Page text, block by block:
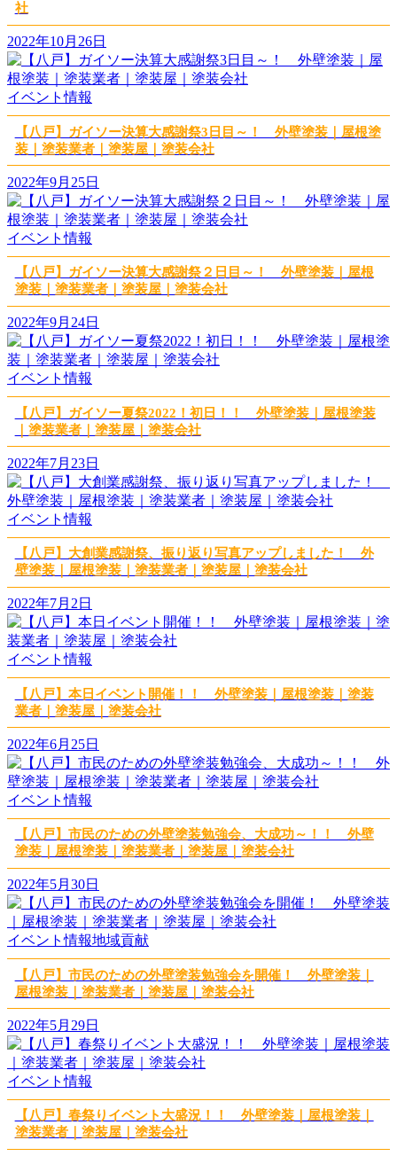
社
2022年10月26日
イベント情報
【八戸】ガイソー決算大感謝祭3日目～！ 外壁塗装｜屋根塗
装｜塗装業者｜塗装屋｜塗装会社
2022年9月25日
イベント情報
【八戸】ガイソー決算大感謝祭２日目～！ 外壁塗装｜屋根
塗装｜塗装業者｜塗装屋｜塗装会社
2022年9月24日
イベント情報
【八戸】ガイソー夏祭2022！初日！！ 外壁塗装｜屋根塗装
｜塗装業者｜塗装屋｜塗装会社
2022年7月23日
イベント情報
【八戸】大創業感謝祭、振り返り写真アップしました！ 外
壁塗装｜屋根塗装｜塗装業者｜塗装屋｜塗装会社
2022年7月2日
イベント情報
【八戸】本日イベント開催！！ 外壁塗装｜屋根塗装｜塗装
業者｜塗装屋｜塗装会社
2022年6月25日
イベント情報
【八戸】市民のための外壁塗装勉強会、大成功～！！ 外壁
塗装｜屋根塗装｜塗装業者｜塗装屋｜塗装会社
2022年5月30日
イベント情報地域貢献
【八戸】市民のための外壁塗装勉強会を開催！ 外壁塗装｜
屋根塗装｜塗装業者｜塗装屋｜塗装会社
2022年5月29日
イベント情報
【八戸】春祭りイベント大盛況！！ 外壁塗装｜屋根塗装｜
塗装業者｜塗装屋｜塗装会社